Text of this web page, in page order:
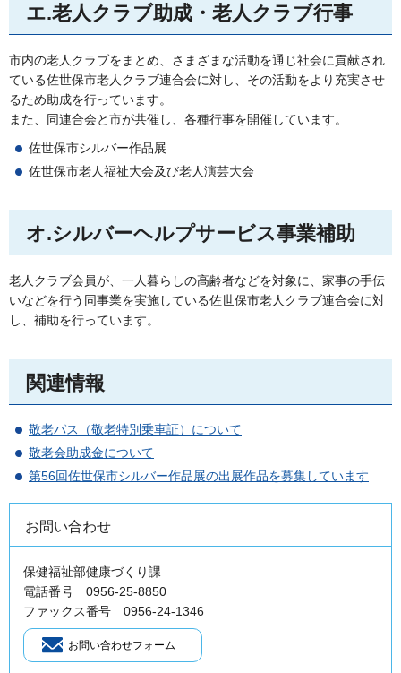
エ.老人クラブ助成・老人クラブ行事
市内の老人クラブをまとめ、さまざまな活動を通じ社会に貢献され
ている佐世保市老人クラブ連合会に対し、その活動をより充実させ
るため助成を行っています。
また、同連合会と市が共催し、各種行事を開催しています。
佐世保市シルバー作品展
佐世保市老人福祉大会及び老人演芸大会
オ.シルバーヘルプサービス事業補助
老人クラブ会員が、一人暮らしの高齢者などを対象に、家事の手伝
いなどを行う同事業を実施している佐世保市老人クラブ連合会に対
し、補助を行っています。
関連情報
敬老パス（敬老特別乗車証）について
敬老会助成金について
第56回佐世保市シルバー作品展の出展作品を募集しています
お問い合わせ
保健福祉部健康づくり課
電話番号 0956-25-8850
ファックス番号 0956-24-1346